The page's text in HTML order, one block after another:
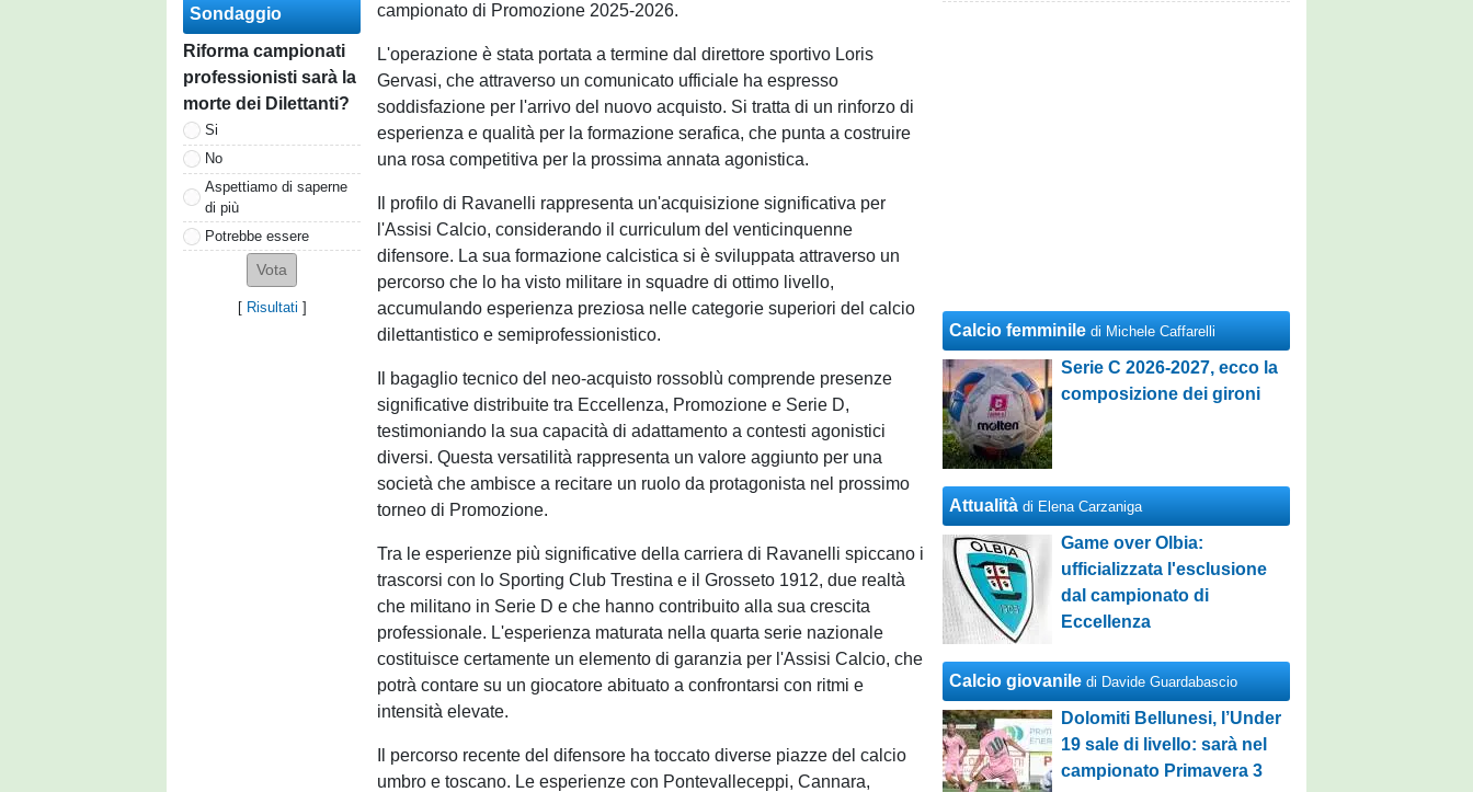
Sondaggio
Riforma campionati
professionisti sarà la
morte dei Dilettanti?
Si
No
Aspettiamo di saperne
di più
Potrebbe essere
[ Risultati ]
campionato di Promozione 2025-2026.
L'operazione è stata portata a termine dal direttore sportivo Loris
Gervasi, che attraverso un comunicato ufficiale ha espresso
soddisfazione per l'arrivo del nuovo acquisto. Si tratta di un rinforzo di
esperienza e qualità per la formazione serafica, che punta a costruire
una rosa competitiva per la prossima annata agonistica.
Il profilo di Ravanelli rappresenta un'acquisizione significativa per
l'Assisi Calcio, considerando il curriculum del venticinquenne
difensore. La sua formazione calcistica si è sviluppata attraverso un
percorso che lo ha visto militare in squadre di ottimo livello,
accumulando esperienza preziosa nelle categorie superiori del calcio
dilettantistico e semiprofessionistico.
Il bagaglio tecnico del neo-acquisto rossoblù comprende presenze
significative distribuite tra Eccellenza, Promozione e Serie D,
testimoniando la sua capacità di adattamento a contesti agonistici
diversi. Questa versatilità rappresenta un valore aggiunto per una
società che ambisce a recitare un ruolo da protagonista nel prossimo
torneo di Promozione.
Tra le esperienze più significative della carriera di Ravanelli spiccano i
trascorsi con lo Sporting Club Trestina e il Grosseto 1912, due realtà
che militano in Serie D e che hanno contribuito alla sua crescita
professionale. L'esperienza maturata nella quarta serie nazionale
costituisce certamente un elemento di garanzia per l'Assisi Calcio, che
potrà contare su un giocatore abituato a confrontarsi con ritmi e
intensità elevate.
Il percorso recente del difensore ha toccato diverse piazze del calcio
umbro e toscano. Le esperienze con Pontevalleceppi, Cannara,
Calcio femminile di Michele Caffarelli
Serie C 2026-2027, ecco la
composizione dei gironi
Attualità di Elena Carzaniga
Game over Olbia:
ufficializzata l'esclusione
dal campionato di
Eccellenza
Calcio giovanile di Davide Guardabascio
Dolomiti Bellunesi, l’Under
19 sale di livello: sarà nel
campionato Primavera 3